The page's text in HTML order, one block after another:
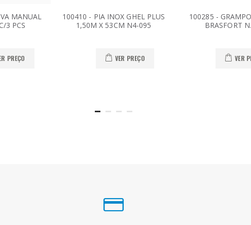
MANUAL
3 PCS
PREÇO
100410 - PIA INOX GHEL PLUS
1,50M X 53CM N4-095
VER PREÇO
100285 -
BRASFORT
VER